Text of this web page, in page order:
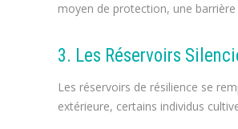
moyen de protection, une
3. Les Réservoirs
Les réservoirs de résilience se
extérieure, certains individus